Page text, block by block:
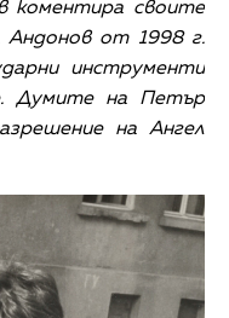
коментира своите
Андонов от 1998 г.
инструменти
Думите на Петър
на Ангел